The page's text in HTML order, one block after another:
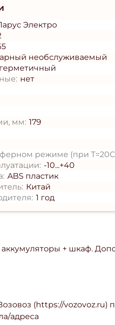
+ шкаф.
(https://vozovoz.ru)
адреса
Электро
необслуживаемый
нет
мм: 179
режиме (при
-10...+40
ABS пластик
Китай
1 год